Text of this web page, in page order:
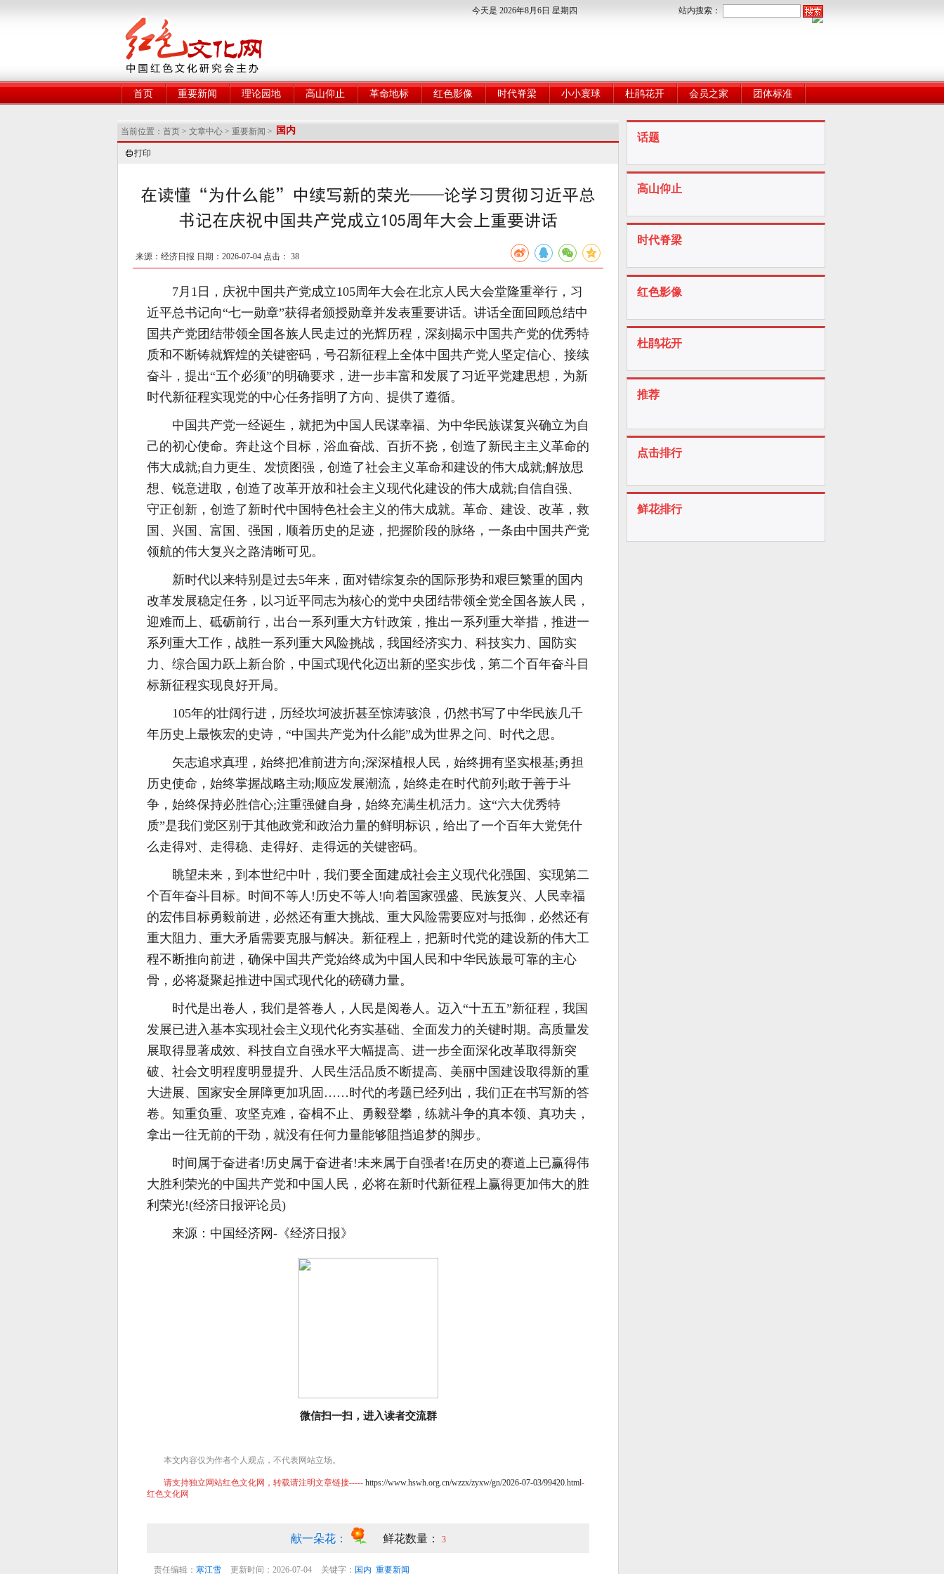
今天是 2026年8月6日 星期四 站内搜索：
首页 重要新闻 理论园地 高山仰止 革命地标 红色影像 时代脊梁 小小寰球 杜鹃花开 会员之家 团体标准
当前位置：首页 >文章中心 >重要新闻 > 国内
打印
在读懂“为什么能”中续写新的荣光——论学习贯彻习近平总
书记在庆祝中国共产党成立105周年大会上重要讲话
来源：经济日报 日期：2026-07-04 点击：38
7月1日，庆祝中国共产党成立105周年大会在北京人民大会堂隆重举行，习
近平总书记向“七一勋章”获得者颁授勋章并发表重要讲话。讲话全面回顾总结中
国共产党团结带领全国各族人民走过的光辉历程，深刻揭示中国共产党的优秀特
质和不断铸就辉煌的关键密码，号召新征程上全体中国共产党人坚定信心、接续
奋斗，提出“五个必须”的明确要求，进一步丰富和发展了习近平党建思想，为新
时代新征程实现党的中心任务指明了方向、提供了遵循。
中国共产党一经诞生，就把为中国人民谋幸福、为中华民族谋复兴确立为自
己的初心使命。奔赴这个目标，浴血奋战、百折不挠，创造了新民主主义革命的
伟大成就;自力更生、发愤图强，创造了社会主义革命和建设的伟大成就;解放思
想、锐意进取，创造了改革开放和社会主义现代化建设的伟大成就;自信自强、
守正创新，创造了新时代中国特色社会主义的伟大成就。革命、建设、改革，救
国、兴国、富国、强国，顺着历史的足迹，把握阶段的脉络，一条由中国共产党
领航的伟大复兴之路清晰可见。
新时代以来特别是过去5年来，面对错综复杂的国际形势和艰巨繁重的国内
改革发展稳定任务，以习近平同志为核心的党中央团结带领全党全国各族人民，
迎难而上、砥砺前行，出台一系列重大方针政策，推出一系列重大举措，推进一
系列重大工作，战胜一系列重大风险挑战，我国经济实力、科技实力、国防实
力、综合国力跃上新台阶，中国式现代化迈出新的坚实步伐，第二个百年奋斗目
标新征程实现良好开局。
105年的壮阔行进，历经坎坷波折甚至惊涛骇浪，仍然书写了中华民族几千
年历史上最恢宏的史诗，“中国共产党为什么能”成为世界之问、时代之思。
矢志追求真理，始终把准前进方向;深深植根人民，始终拥有坚实根基;勇担
历史使命，始终掌握战略主动;顺应发展潮流，始终走在时代前列;敢于善于斗
争，始终保持必胜信心;注重强健自身，始终充满生机活力。这“六大优秀特
质”是我们党区别于其他政党和政治力量的鲜明标识，给出了一个百年大党凭什
么走得对、走得稳、走得好、走得远的关键密码。
眺望未来，到本世纪中叶，我们要全面建成社会主义现代化强国、实现第二
个百年奋斗目标。时间不等人!历史不等人!向着国家强盛、民族复兴、人民幸福
的宏伟目标勇毅前进，必然还有重大挑战、重大风险需要应对与抵御，必然还有
重大阻力、重大矛盾需要克服与解决。新征程上，把新时代党的建设新的伟大工
程不断推向前进，确保中国共产党始终成为中国人民和中华民族最可靠的主心
骨，必将凝聚起推进中国式现代化的磅礴力量。
时代是出卷人，我们是答卷人，人民是阅卷人。迈入“十五五”新征程，我国
发展已进入基本实现社会主义现代化夯实基础、全面发力的关键时期。高质量发
展取得显著成效、科技自立自强水平大幅提高、进一步全面深化改革取得新突
破、社会文明程度明显提升、人民生活品质不断提高、美丽中国建设取得新的重
大进展、国家安全屏障更加巩固……时代的考题已经列出，我们正在书写新的答
卷。知重负重、攻坚克难，奋楫不止、勇毅登攀，练就斗争的真本领、真功夫，
拿出一往无前的干劲，就没有任何力量能够阻挡追梦的脚步。
时间属于奋进者!历史属于奋进者!未来属于自强者!在历史的赛道上已赢得伟
大胜利荣光的中国共产党和中国人民，必将在新时代新征程上赢得更加伟大的胜
利荣光!(经济日报评论员)
来源：中国经济网-《经济日报》
微信扫一扫，进入读者交流群
本文内容仅为作者个人观点，不代表网站立场。
请支持独立网站红色文化网，转载请注明文章链接-----https://www.hswh.org.cn/wzzx/zyxw/gn/2026-07-03/99420.html-
红色文化网
献一朵花： 鲜花数量： 3
责任编辑：寒江雪 更新时间：2026-07-04 关键字： 国内 重要新闻
话题
高山仰止
时代脊梁
红色影像
杜鹃花开
推荐
点击排行
鲜花排行